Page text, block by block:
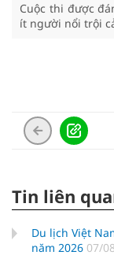
Cuộc thi được
ít người nổi trội
Tin liên
Du lịch Việt
năm 2026 07/